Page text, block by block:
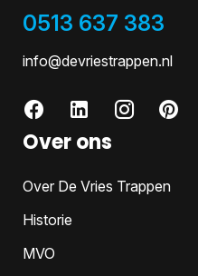
Over ons
Over De Vries Trappen
Historie
MVO
0513 637 383
info@devriestrappen.nl